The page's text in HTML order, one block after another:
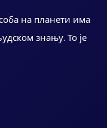
на планети има
знању. То је